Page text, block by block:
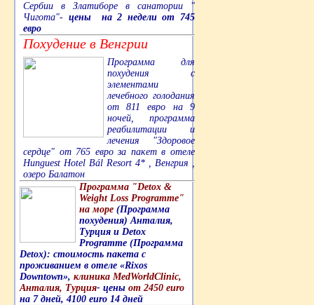
Сербии в Златиборе в санатории "
Чигота"- цены на 2 недели от 745
евро
Похудение в Венгрии
Программа для
похудения с
элементами
лечебного голодания
от 811 евро на 9
ночей, программа
реабилитации и
лечения "Здоровое
сердце" от 765 евро за пакет в отеле
Hunguest Hotel Bál Resort 4* , Венгрия ,
озеро Балатон
Программа "Detox &
Weight Loss Programme"
на море (Программа
похудения) Анталия,
Турция и Detox
Programme (Программа
Detox): стоимость пакета с
проживанием в отеле «Rixos
Downtown», клиника MedWorldClinic,
Анталия, Турция- цены от 2450 euro
на 7 дней, 4100 euro 14 дней